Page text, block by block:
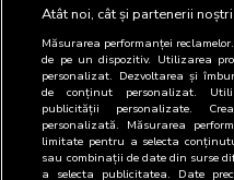
Atât noi, cât și partenerii
Măsurarea performanței
de pe un dispozitiv. Utilizarea
personalizat. Dezvoltarea și
de conținut personalizat.
publicității personalizate.
personalizată. Măsurarea
limitate pentru a selecta
sau combinații de date din surse
a selecta publicitatea. Date